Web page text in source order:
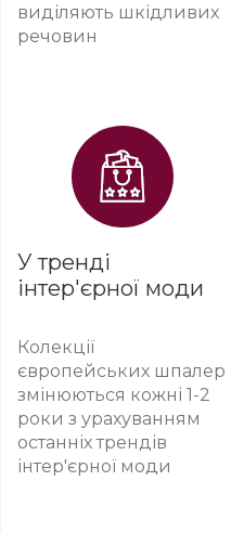
виділяють шкідливих
речовин
У тренді
інтер'єрної моди
Колекції
європейських шпалер
змінюються кожні 1-2
роки з урахуванням
останніх трендів
інтер'єрної моди